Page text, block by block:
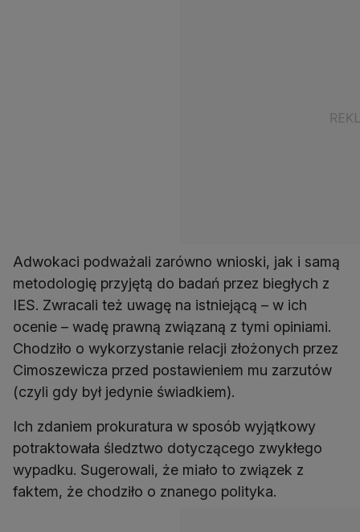
Adwokaci podważali zarówno wnioski, jak i samą
metodologię przyjętą do badań przez biegłych z
IES. Zwracali też uwagę na istniejącą – w ich
ocenie – wadę prawną związaną z tymi opiniami.
Chodziło o wykorzystanie relacji złożonych przez
Cimoszewicza przed postawieniem mu zarzutów
Ich zdaniem prokuratura w sposób wyjątkowy
potraktowała śledztwo dotyczącego zwykłego
wypadku. Sugerowali, że miało to związek z